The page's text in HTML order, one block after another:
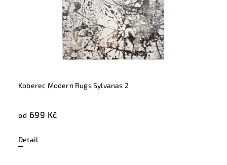
Koberec Modern Rugs Sylvanas 2
od 699 Kč
Detail